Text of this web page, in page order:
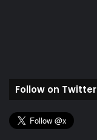
Follow on Twitter